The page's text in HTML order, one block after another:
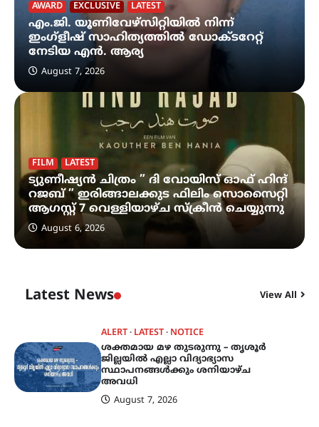
AWARD EXCLUSIVE LATEST
എം.ജി. യൂണിവേഴ്‌സിറ്റിയിൽ നിന്ന്
ഇംഗ്ളീഷ് സാഹിത്യത്തിൽ ഡോക്ടറേറ്റ്
നേടിയ എൻ. ആര്യ
August 7, 2026
FILM LATEST
ട്യുണീഷ്യൻ ചിത്രം ” ദി വോയിസ് ഓഫ് ഹിന്ദ്
റജബ് ” ഇരിങ്ങാലക്കുട ഫിലിം സൊസൈറ്റി
ആഗസ്റ്റ് 7 വെള്ളിയാഴ്ച സ്‌ക്രീൻ ചെയ്യുന്നു
August 6, 2026
Latest News View All
ALERT LATEST
NOTICE
ശക്തമായ മഴ തുടരുന്നു – തൃശൂർ
ജില്ലയിൽ എല്ലാ വിദ്യാഭ്യാസ
സ്ഥാപനങ്ങൾക്കും ശനിയാഴ്ച
അവധി
August 7, 2026